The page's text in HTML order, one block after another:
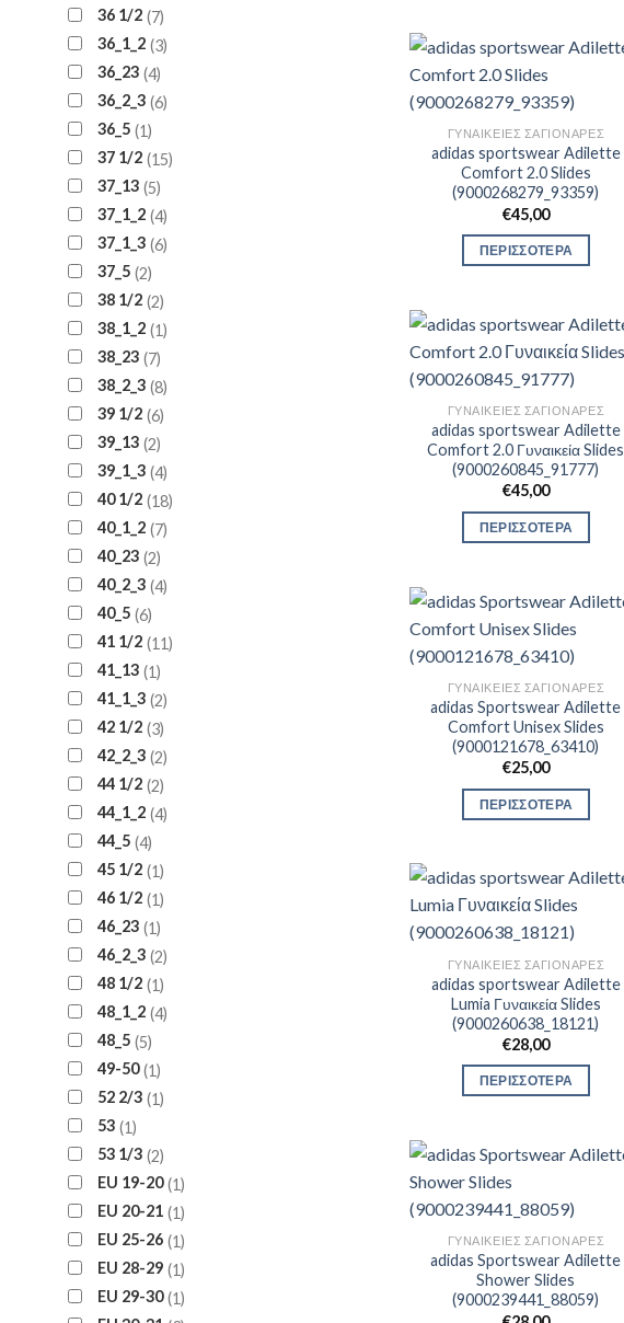
36 1/2 7
36_1_2 3
36_23 4
36_2_3 6
36_5 1
37 1/2 15
37_13 5
37_1_2 4
37_1_3 6
37_5 2
38 1/2 2
38_1_2 1
38_23 7
38_2_3 8
39 1/2 6
39_13 2
39_1_3 4
40 1/2 18
40_1_2 7
40_23 2
40_2_3 4
40_5 6
41 1/2 11
41_13 1
41_1_3 2
42 1/2 3
42_2_3 2
44 1/2 2
44_1_2 4
44_5 4
45 1/2 1
46 1/2 1
46_23 1
46_2_3 2
48 1/2 1
48_1_2 4
48_5 5
49-50 1
52 2/3 1
53 1
53 1/3 2
EU 19-20 1
EU 20-21 1
EU 25-26 1
EU 28-29 1
EU 29-30 1
ΓΥΝΑΙΚΕΊΕΣ ΣΑΓΙΟΝΆΡΕΣ
adidas sportswear Adilette
Comfort 2.0 Slides
(9000268279_93359)
€45,00
ΠΕΡΙΣΣΟΤΕΡΑ
ΓΥΝΑΙΚΕΊΕΣ ΣΑΓΙΟΝΆΡΕΣ
adidas sportswear Adilette
Comfort 2.0 Γυναικεία Slides
(9000260845_91777)
€45,00
ΠΕΡΙΣΣΟΤΕΡΑ
ΓΥΝΑΙΚΕΊΕΣ ΣΑΓΙΟΝΆΡΕΣ
adidas Sportswear Adilette
Comfort Unisex Slides
(9000121678_63410)
€25,00
ΠΕΡΙΣΣΟΤΕΡΑ
ΓΥΝΑΙΚΕΊΕΣ ΣΑΓΙΟΝΆΡΕΣ
adidas sportswear Adilette
Lumia Γυναικεία Slides
(9000260638_18121)
€28,00
ΠΕΡΙΣΣΟΤΕΡΑ
ΓΥΝΑΙΚΕΊΕΣ ΣΑΓΙΟΝΆΡΕΣ
adidas Sportswear Adilette
Shower Slides
(9000239441_88059)